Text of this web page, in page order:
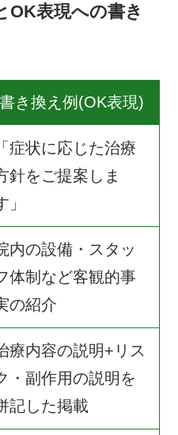
OK表現への書き
書き換え例(OK表現)
「症状に応じた治療
針をご提案しま
」
内の設備・スタッ
体制など客観的事
の紹介
療内容の説明+リス
・副作用の説明を
記した掲載